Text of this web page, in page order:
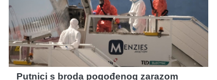
Putnici s broda pogođenog zarazom